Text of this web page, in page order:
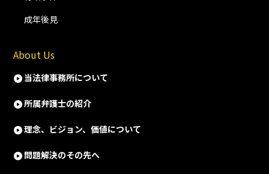
成年後見
About Us
当法律事務所について
所属弁護士の紹介
理念、ビジョン、価値について
問題解決のその先へ